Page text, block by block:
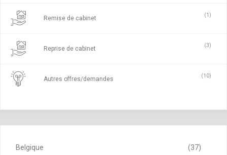
Remise de cabinet (1)
Reprise de cabinet (3)
Autres offres/demandes (10)
Belgique (37)